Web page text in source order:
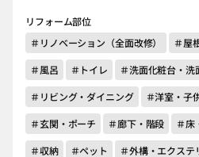
リフォーム部位
＃リノベーション（全面改修）
＃屋
＃風呂
＃トイレ
＃洗面化粧台・洗
＃リビング・ダイニング
＃洋室・子
＃玄関・ポーチ
＃廊下・階段 ＃床
＃収納
＃ペット ＃外構・エクステ